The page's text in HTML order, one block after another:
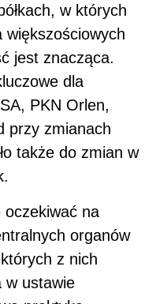
w których
większościowych
jest znacząca.
dla
PKN Orlen,
przy zmianach
także do zmian w
oczekiwać na
organów
z nich
w ustawie